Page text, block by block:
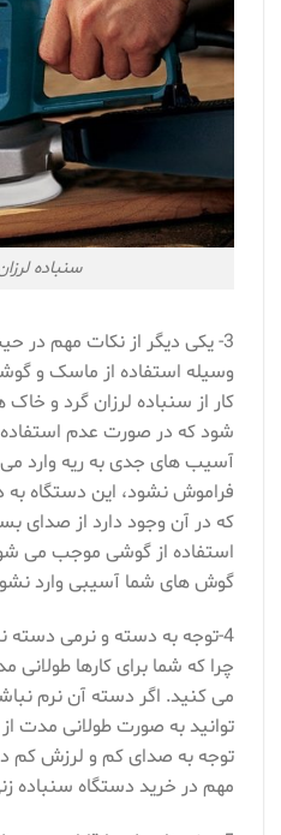
سنباده
3- یکی دیگر از نکات مهم در
وسیله استفاده از ماسک و
کار از سنباده لرزان گرد و
شود که در صورت عدم
آسیب های جدی به ریه وارد
فراموش نشود، این دستگاه
که در آن وجود دارد از صدای
استفاده از گوشی موجب می
گوش های شما آسیبی وارد
4-توجه به دسته و نرمی
چرا که شما برای کارها طولانی
می کنید. اگر دسته آن نرم
توانید به صورت طولانی مدت
توجه به صدای کم و لرزش کم
مهم در خرید دستگاه سنباده